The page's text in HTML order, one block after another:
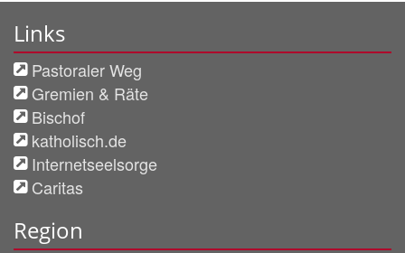
Links
Pastoraler Weg
Gremien & Räte
Bischof
katholisch.de
Internetseelsorge
Caritas
Region